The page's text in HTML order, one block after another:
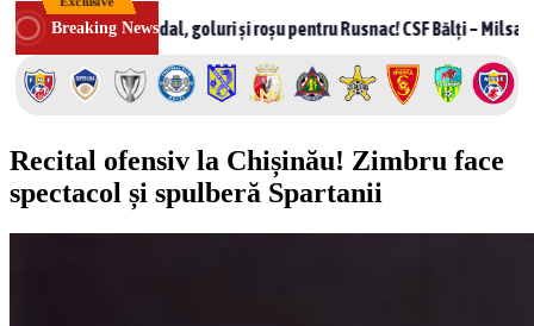
Skip
to
content
Breaking News
Scandal, goluri și roșu pentru Rusnac! CSF Bălți – Milsami 2-1, meci
Recital ofensiv la Chișinău! Zimbru face
spectacol și spulberă Spartanii